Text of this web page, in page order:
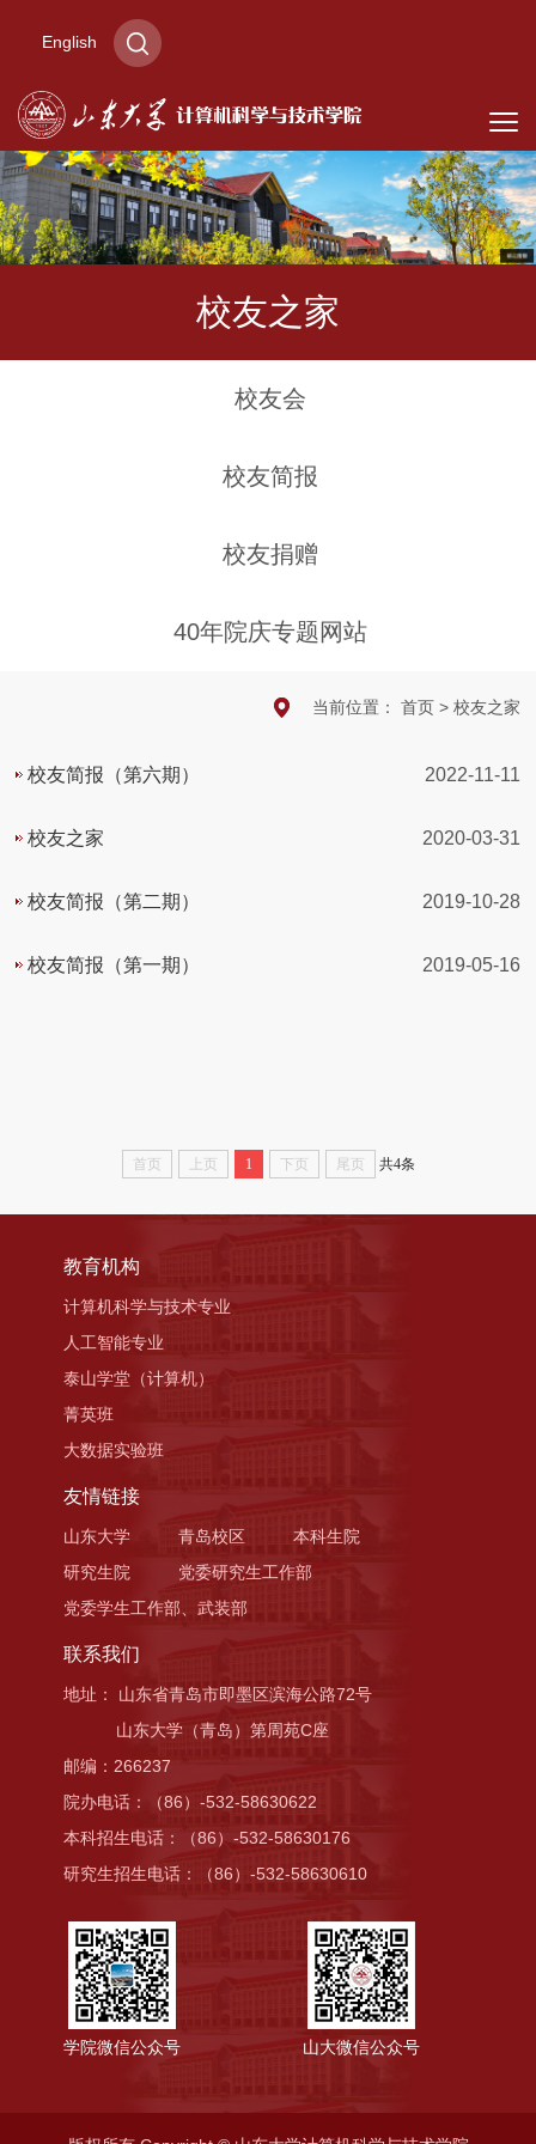
English
校友之家
校友会
校友简报
校友捐赠
40年院庆专题网站
当前位置： 首页> 校友之家
2022-11-11
校友简报（第六期）
2020-03-31
校友之家
2019-10-28
校友简报（第二期）
2019-05-16
校友简报（第一期）
首页 上页 1 下页 尾页 共4条
教育机构
计算机科学与技术专业
人工智能专业
泰山学堂（计算机）
菁英班
大数据实验班
友情链接
山东大学 青岛校区
本科生院
研究生院
党委研究生工作部
党委学生工作部、武装部
联系我们
地址： 山东省青岛市即墨区滨海公路72号
山东大学（青岛）第周苑C座
邮编：266237
院办电话：（86）-532-58630622
本科招生电话：（86）-532-58630176
研究生招生电话：（86）-532-58630610
学院微信公众号 山大微信公众号